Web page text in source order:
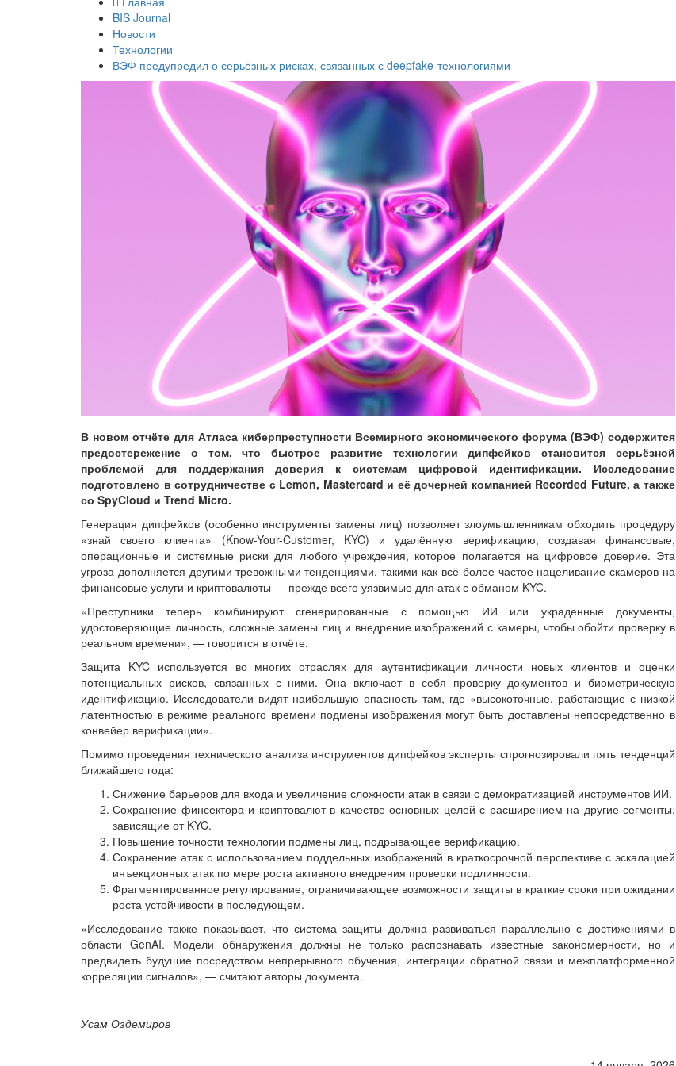
BIS Journal
Новости
Технологии
ВЭФ предупредил о серьёзных рисках, связанных с deepfake-технологиями
В новом отчёте для Атласа киберпреступности Всемирного экономического форума (ВЭФ) содержится
предостережение о том, что быстрое развитие технологии дипфейков становится серьёзной
проблемой для поддержания доверия к системам цифровой идентификации. Исследование
подготовлено в сотрудничестве с Lemon, Mastercard и её дочерней компанией Recorded Future, а также
со SpyCloud и Trend Micro.
Генерация дипфейков (особенно инструменты замены лиц) позволяет злоумышленникам обходить процедуру
«знай своего клиента» (Know-Your-Customer, KYC) и удалённую верификацию, создавая финансовые,
операционные и системные риски для любого учреждения, которое полагается на цифровое доверие. Эта
угроза дополняется другими тревожными тенденциями, такими как всё более частое нацеливание скамеров на
финансовые услуги и криптовалюты — прежде всего уязвимые для атак с обманом KYC.
«Преступники теперь комбинируют сгенерированные с помощью ИИ или украденные документы,
удостоверяющие личность, сложные замены лиц и внедрение изображений с камеры, чтобы обойти проверку в
реальном времени», — говорится в отчёте.
Защита KYC используется во многих отраслях для аутентификации личности новых клиентов и оценки
потенциальных рисков, связанных с ними. Она включает в себя проверку документов и биометрическую
идентификацию. Исследователи видят наибольшую опасность там, где «высокоточные, работающие с низкой
латентностью в режиме реального времени подмены изображения могут быть доставлены непосредственно в
конвейер верификации».
Помимо проведения технического анализа инструментов дипфейков эксперты спрогнозировали пять тенденций
ближайшего года:
Снижение барьеров для входа и увеличение сложности атак в связи с демократизацией инструментов ИИ.
Сохранение финсектора и криптовалют в качестве основных целей с расширением на другие сегменты,
зависящие от KYC.
Повышение точности технологии подмены лиц, подрывающее верификацию.
Сохранение атак с использованием поддельных изображений в краткосрочной перспективе с эскалацией
инъекционных атак по мере роста активного внедрения проверки подлинности.
Фрагментированное регулирование, ограничивающее возможности защиты в краткие сроки при ожидании
роста устойчивости в последующем.
«Исследование также показывает, что система защиты должна развиваться параллельно с достижениями в
области GenAI. Модели обнаружения должны не только распознавать известные закономерности, но и
предвидеть будущие посредством непрерывного обучения, интеграции обратной связи и межплатформенной
корреляции сигналов», — считают авторы документа.
Усам Оздемиров